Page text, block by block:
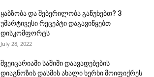
ყაბზობა და შებერილობა გაწუხებთ? 3
უმარტივესი რეცეპტი დაგავიწყებთ
დისკომფორტს
July 28, 2022
შვეიცარიაში საშიში დაავადებების
დიაგნოზის დასმის ახალი ხერხი მოიფიქრეს